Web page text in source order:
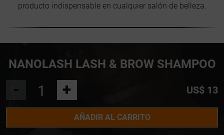
producto indispensable en cualquier salón de belleza.
NANOLASH LASH & BROW SHAMPOO
+ US$ 13
AÑADIR AL CARRITO